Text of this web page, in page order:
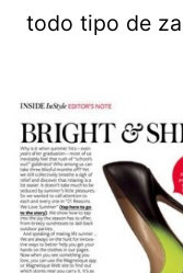
todo tipo de